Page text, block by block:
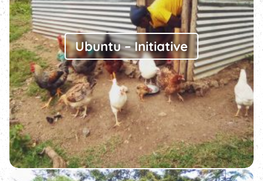
Ubuntu – Initiative